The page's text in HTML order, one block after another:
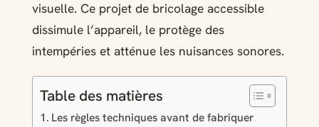
visuelle. Ce projet de bricolage accessible
dissimule l’appareil, le protège des
intempéries et atténue les nuisances sonores.
Table des matières
Les règles techniques avant de fabriquer